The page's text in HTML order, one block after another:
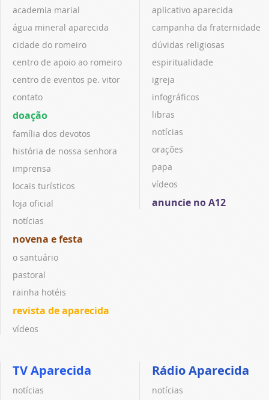
academia marial
água mineral aparecida
cidade do romeiro
centro de apoio ao romeiro
centro de eventos pe. vitor
contato
doação
família dos devotos
história de nossa senhora
imprensa
locais turísticos
loja oficial
notícias
novena e festa
o santuário
pastoral
rainha hotéis
revista de aparecida
vídeos
aplicativo aparecida
campanha da fraternidade
dúvidas religiosas
espiritualidade
igreja
infográficos
libras
notícias
orações
papa
vídeos
anuncie no A12
TV Aparecida
notícias
Rádio Aparecida
notícias